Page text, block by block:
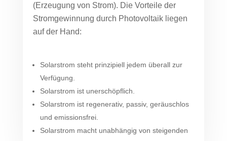
(Erzeugung von Strom). Die Vorteile der
Stromgewinnung durch Photovoltaik liegen
auf der Hand:
Solarstrom steht prinzipiell jedem überall zur
Verfügung.
Solarstrom ist unerschöpflich.
Solarstrom ist regenerativ, passiv, geräuschlos
und emissionsfrei.
Solarstrom macht unabhängig von steigenden